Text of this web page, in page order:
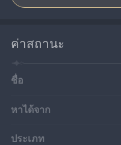
ค่าสถานะ
ชื่อ
หาได้จาก
ประเภท